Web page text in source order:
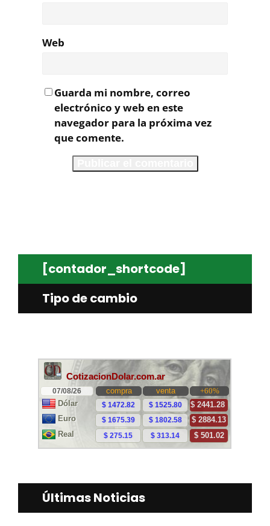
Web
Guarda mi nombre, correo
electrónico y web en este
navegador para la próxima vez
que comente.
[contador_shortcode]
Tipo de cambio
Últimas Noticias